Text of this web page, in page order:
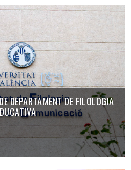
DEPARTAMENT DE FILOLOGIA